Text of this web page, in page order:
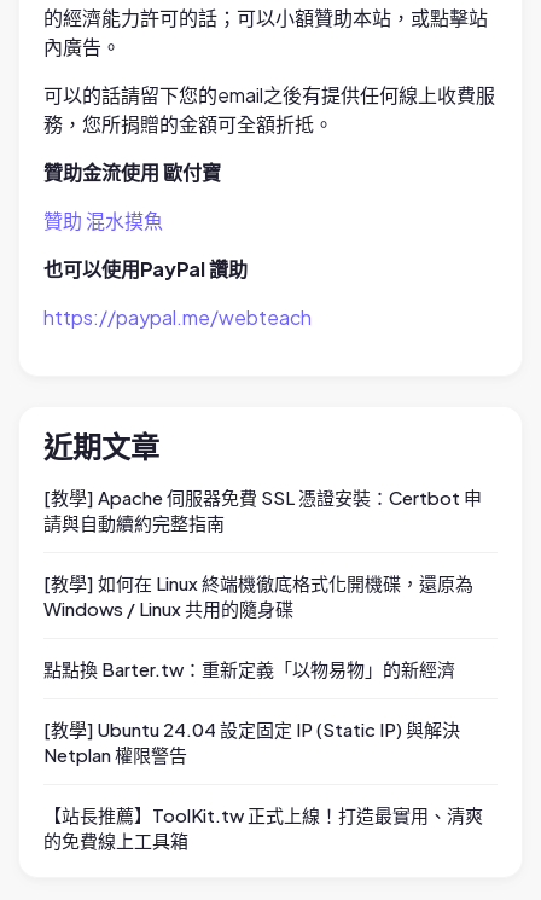
的經濟能力許可的話；可以小額贊助本站，或點擊站
內廣告。
可以的話請留下您的email之後有提供任何線上收費服
務，您所捐贈的金額可全額折抵。
贊助金流使用 歐付寶
贊助 混水摸魚
也可以使用PayPal 讚助
https://paypal.me/webteach
近期文章
[教學] Apache 伺服器免費 SSL 憑證安裝：Certbot 申
請與自動續約完整指南
[教學] 如何在 Linux 終端機徹底格式化開機碟，還原為
Windows / Linux 共用的隨身碟
點點換 Barter.tw：重新定義「以物易物」的新經濟
[教學] Ubuntu 24.04 設定固定 IP (Static IP) 與解決
Netplan 權限警告
【站長推薦】ToolKit.tw 正式上線！打造最實用、清爽
的免費線上工具箱